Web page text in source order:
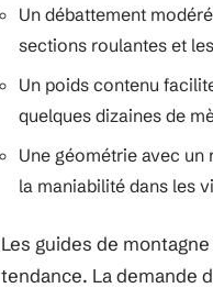
Un débattement
sections roulantes et
Un poids contenu
quelques dizaines de
Une géométrie avec
la maniabilité dans les
Les guides de
tendance. La demande